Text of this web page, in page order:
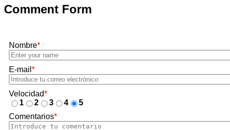
Comment Form
Nombre*
E-mail *
Velocidad*
1
2 3 4
5
Comentarios*